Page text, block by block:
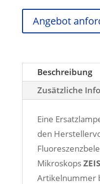
Angebot
Beschreibung
Zusätzliche
Eine
den
Mikroskops
Artikelnummer